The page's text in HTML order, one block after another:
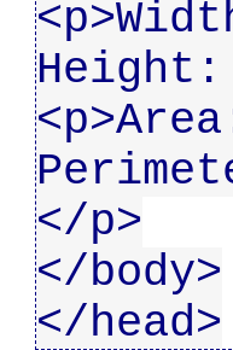
Height:
</p>
</body>
</head>